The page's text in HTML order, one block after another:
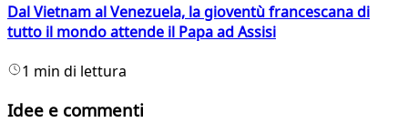
Dal Vietnam al Venezuela, la gioventù francescana di
tutto il mondo attende il Papa ad Assisi
1 min di lettura
Idee e commenti